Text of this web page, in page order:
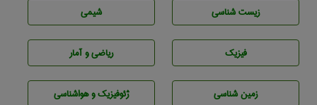
زيست شناسی شيمی
فیزیک ریاضی و آمار
زمين شناسی ژئوفيزيك و هواشناسی